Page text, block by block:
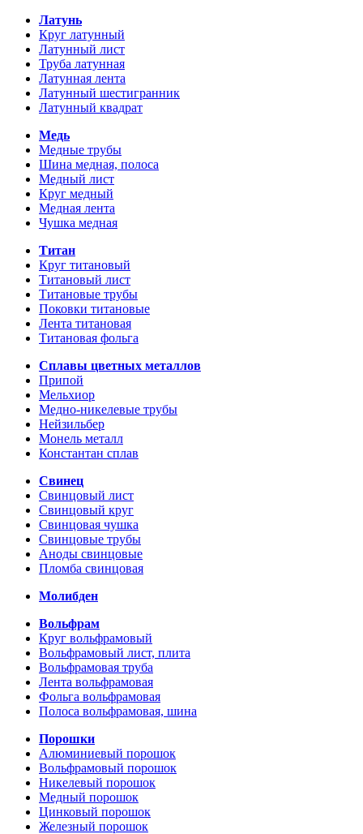
Латунь
Круг латунный
Латунный лист
Труба латунная
Латунная лента
Латунный шестигранник
Латунный квадрат
Медь
Медные трубы
Шина медная, полоса
Медный лист
Круг медный
Медная лента
Чушка медная
Титан
Круг титановый
Титановый лист
Титановые трубы
Поковки титановые
Лента титановая
Титановая фольга
Сплавы цветных металлов
Припой
Мельхиор
Медно-никелевые трубы
Нейзильбер
Монель металл
Константан сплав
Свинец
Свинцовый лист
Свинцовый круг
Свинцовая чушка
Свинцовые трубы
Аноды свинцовые
Пломба свинцовая
Молибден
Вольфрам
Круг вольфрамовый
Вольфрамовый лист, плита
Вольфрамовая труба
Лента вольфрамовая
Фольга вольфрамовая
Полоса вольфрамовая, шина
Порошки
Алюминиевый порошок
Вольфрамовый порошок
Никелевый порошок
Медный порошок
Цинковый порошок
Железный порошок